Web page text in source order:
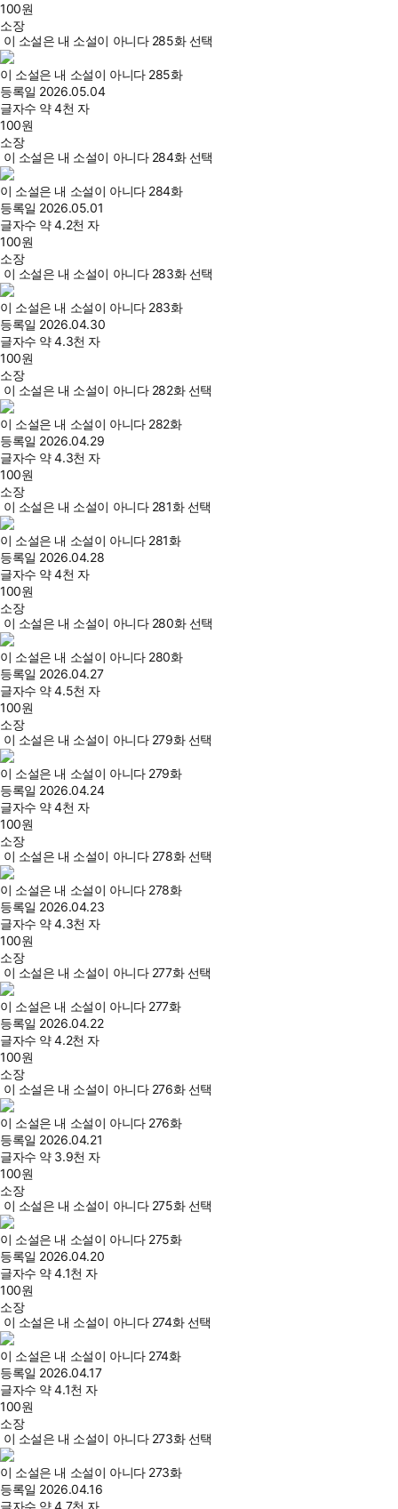
100원
소장
이 소설은 내 소설이 아니다 285화 선택
이 소설은 내 소설이 아니다 285화
등록일 2026.05.04
글자수 약 4천 자
100원
소장
이 소설은 내 소설이 아니다 284화 선택
이 소설은 내 소설이 아니다 284화
등록일 2026.05.01
글자수 약 4.2천 자
100원
소장
이 소설은 내 소설이 아니다 283화 선택
이 소설은 내 소설이 아니다 283화
등록일 2026.04.30
글자수 약 4.3천 자
100원
소장
이 소설은 내 소설이 아니다 282화 선택
이 소설은 내 소설이 아니다 282화
등록일 2026.04.29
글자수 약 4.3천 자
100원
소장
이 소설은 내 소설이 아니다 281화 선택
이 소설은 내 소설이 아니다 281화
등록일 2026.04.28
글자수 약 4천 자
100원
소장
이 소설은 내 소설이 아니다 280화 선택
이 소설은 내 소설이 아니다 280화
등록일 2026.04.27
글자수 약 4.5천 자
100원
소장
이 소설은 내 소설이 아니다 279화 선택
이 소설은 내 소설이 아니다 279화
등록일 2026.04.24
글자수 약 4천 자
100원
소장
이 소설은 내 소설이 아니다 278화 선택
이 소설은 내 소설이 아니다 278화
등록일 2026.04.23
글자수 약 4.3천 자
100원
소장
이 소설은 내 소설이 아니다 277화 선택
이 소설은 내 소설이 아니다 277화
등록일 2026.04.22
글자수 약 4.2천 자
100원
소장
이 소설은 내 소설이 아니다 276화 선택
이 소설은 내 소설이 아니다 276화
등록일 2026.04.21
글자수 약 3.9천 자
100원
소장
이 소설은 내 소설이 아니다 275화 선택
이 소설은 내 소설이 아니다 275화
등록일 2026.04.20
글자수 약 4.1천 자
100원
소장
이 소설은 내 소설이 아니다 274화 선택
이 소설은 내 소설이 아니다 274화
등록일 2026.04.17
글자수 약 4.1천 자
100원
소장
이 소설은 내 소설이 아니다 273화 선택
이 소설은 내 소설이 아니다 273화
등록일 2026.04.16
글자수 약 4.7천 자